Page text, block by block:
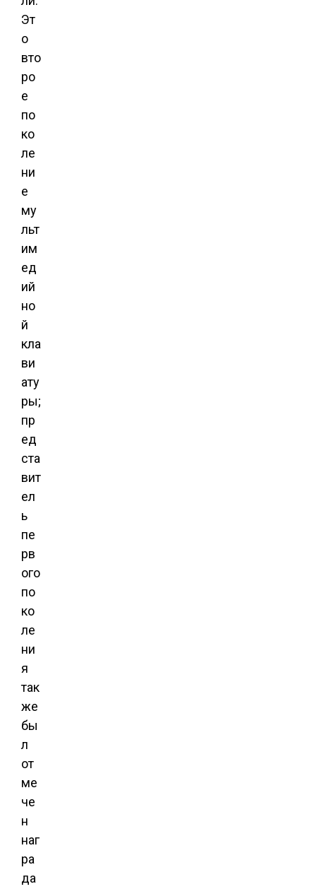
Эт
о
вто
ро
е
по
ко
ле
ни
е
му
льт
им
ед
ий
но
й
кла
ви
ату
ры;
пр
ед
ста
вит
ел
ь
пе
рв
ого
по
ко
ле
ни
я
так
же
бы
л
от
ме
че
н
наг
ра
да